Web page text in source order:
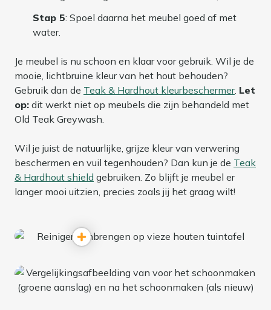
Stap 5: Spoel daarna het meubel goed af met
water.
Je meubel is nu schoon en klaar voor gebruik. Wil je de
mooie, lichtbruine kleur van het hout behouden?
Gebruik dan de Teak & Hardhout kleurbeschermer. Let
op: dit werkt niet op meubels die zijn behandeld met
Old Teak Greywash.
Wil je juist de natuurlijke, grijze kleur van verwering
beschermen en vuil tegenhouden? Dan kun je de Teak
& Hardhout shield gebruiken. Zo blijft je meubel er
langer mooi uitzien, precies zoals jij het graag wilt!